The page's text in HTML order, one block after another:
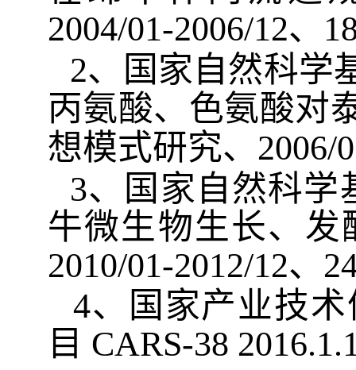
2004/01-2006/12、
2、国家自然科学
丙氨酸、色氨酸对
想模式研究、 2006/
3、
国家自然科学
牛微生物生长、
2010/01-2012/12、
4、国家产业技
目 CARS-38